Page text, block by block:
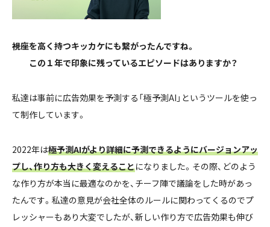
――視座を高く持つキッカケにも繋がったんですね。
この１年で印象に残っているエピソードはありますか？
私達は事前に広告効果を予測する「極予測AI」というツールを使っ
て制作しています。
2022年は極予測AIがより詳細に予測できるようにバージョンアッ
プし、作り方も大きく変えることになりました。その際、どのよう
な作り方が本当に最適なのかを、チーフ陣で議論をした時があっ
たんです。私達の意見が会社全体のルールに関わってくるのでプ
レッシャーもあり大変でしたが、新しい作り方で広告効果も伸び